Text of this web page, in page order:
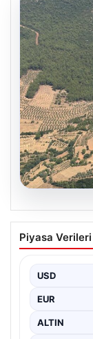
Muğla
Piyasa Verileri
USD
EUR
ALTIN